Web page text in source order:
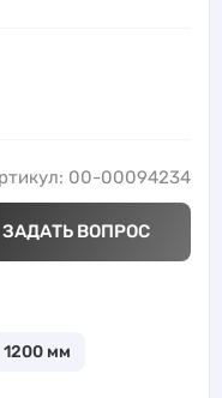
00-00094234
ЗАДАТЬ ВОПРОС
1200 мм